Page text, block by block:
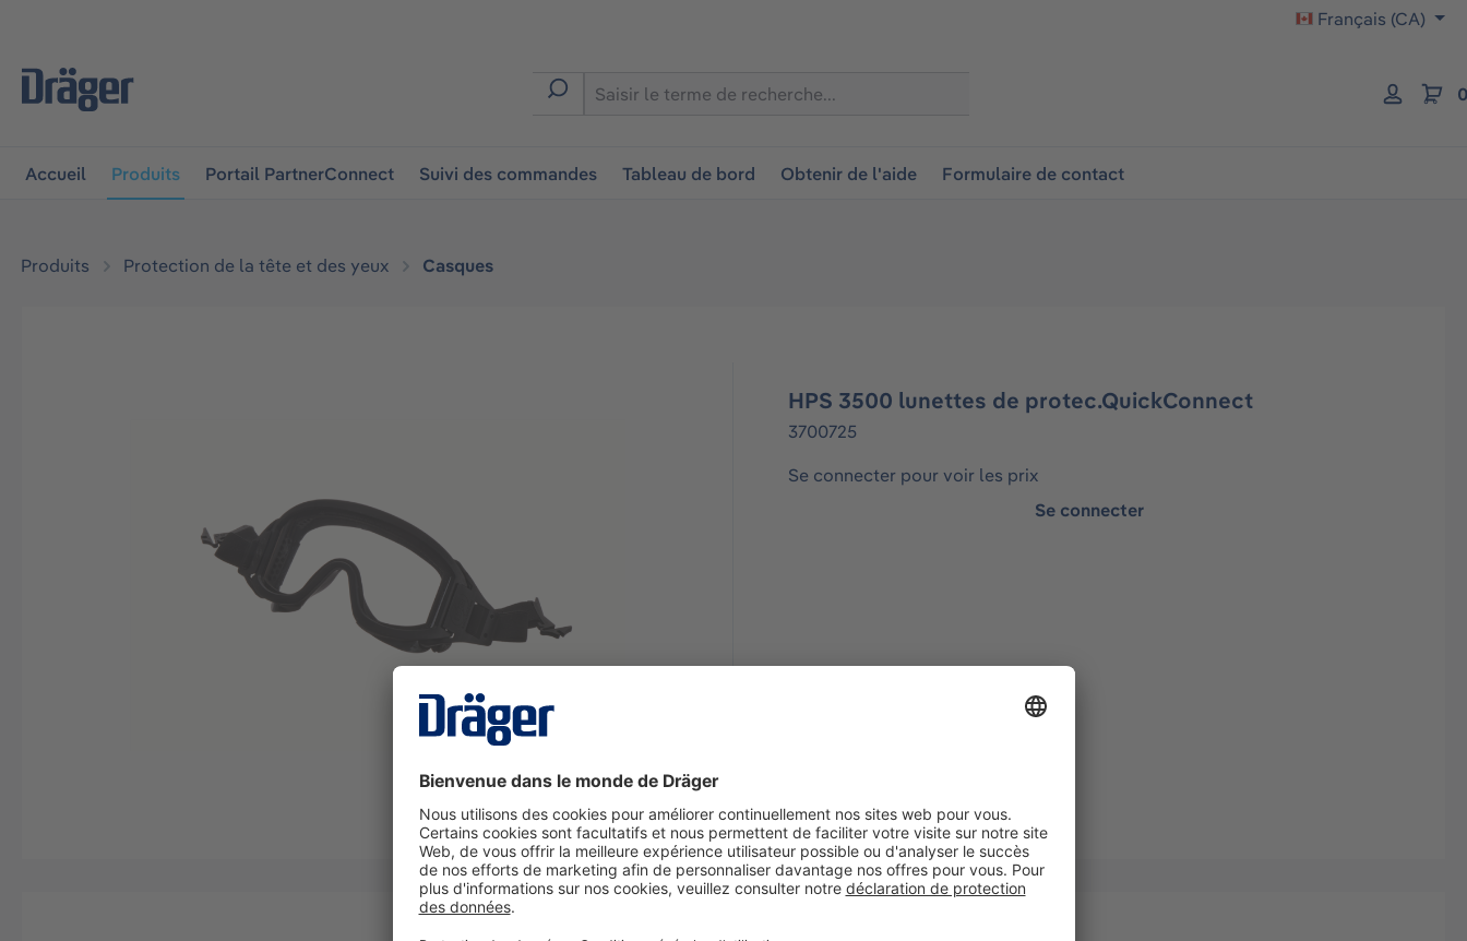
Français (CA)
Accueil Produits Portail PartnerConnect Suivi des commandes Tableau de bord Obtenir de l'aide Formulaire de contact
Produits Protection de la tête et des yeux Casques
HPS 3500 lunettes de protec.QuickConnect
3700725
Se connecter pour voir les prix
Se connecter